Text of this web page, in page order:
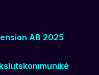
AB 2025